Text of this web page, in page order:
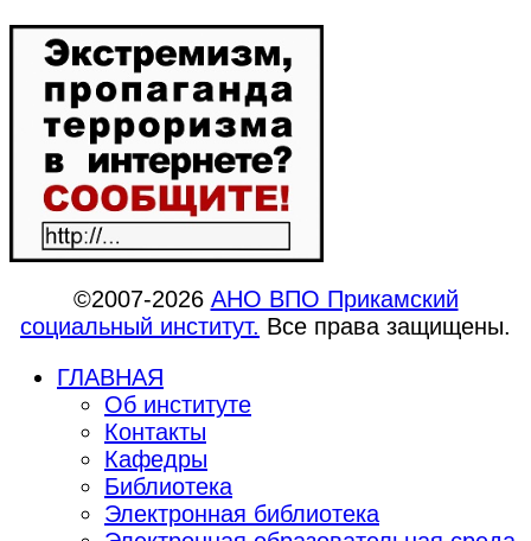
©2007-2026 АНО ВПО Прикамский
социальный институт. Все права защищены.
ГЛАВНАЯ
Об институте
Контакты
Кафедры
Библиотека
Электронная библиотека